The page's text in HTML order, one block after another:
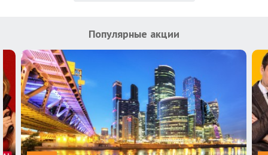
Популярные акции